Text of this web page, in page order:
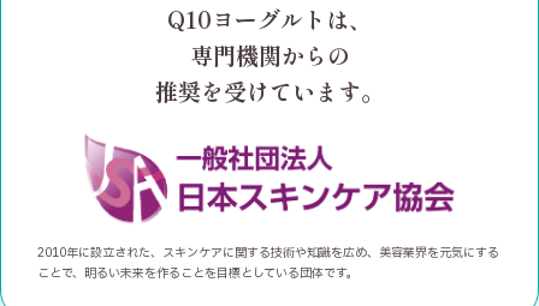
Q10ヨーグルトは、
専門機関からの
推奨を受けています。
2010年に設立された、スキンケアに関する技術や知識を広め、美容業界を元気にする
ことで、明るい未来を作ることを目標としている団体です。